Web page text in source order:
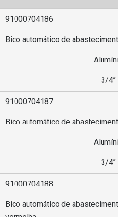
91000704186
Bico automático de
3/4’’
91000704187
Bico automático de
3/4’’
91000704188
Bico automático de